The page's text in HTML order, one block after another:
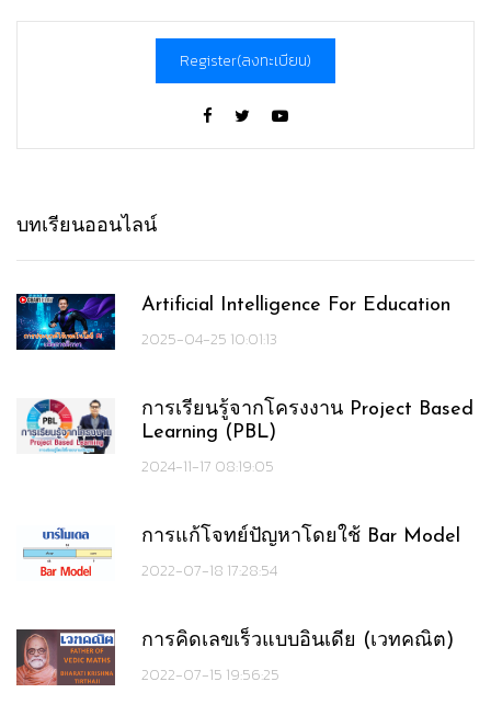
Register(ลงทะเบียน)
บทเรียนออนไลน์
Artificial Intelligence For Education
2025-04-25 10:01:13
การเรียนรู้จากโครงงาน Project Based
Learning (PBL)
2024-11-17 08:19:05
การแก้โจทย์ปัญหาโดยใช้ Bar Model
2022-07-18 17:28:54
การคิดเลขเร็วแบบอินเดีย (เวทคณิต)
2022-07-15 19:56:25